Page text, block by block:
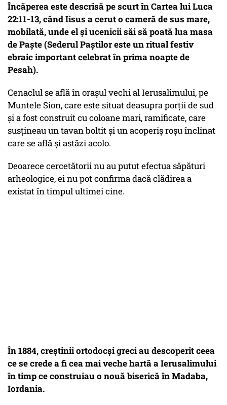
Încăperea este descrisă pe scurt în Cartea lui Luca
22:11-13, când Iisus a cerut o cameră de sus mare,
mobilată, unde el și ucenicii săi să poată lua masa
de Paște (Sederul Paștilor este un ritual festiv
ebraic important celebrat în prima noapte de
Pesah).
Cenaclul se află în orașul vechi al Ierusalimului, pe
Muntele Sion, care este situat deasupra porții de sud
și a fost construit cu coloane mari, ramificate, care
susțineau un tavan boltit și un acoperiș roșu înclinat
care se află și astăzi acolo.
Deoarece cercetătorii nu au putut efectua săpături
arheologice, ei nu pot confirma dacă clădirea a
existat în timpul ultimei cine.
În 1884, creștinii ortodocși greci au descoperit ceea
ce se crede a fi cea mai veche hartă a Ierusalimului
în timp ce construiau o nouă biserică în Madaba,
Iordania.